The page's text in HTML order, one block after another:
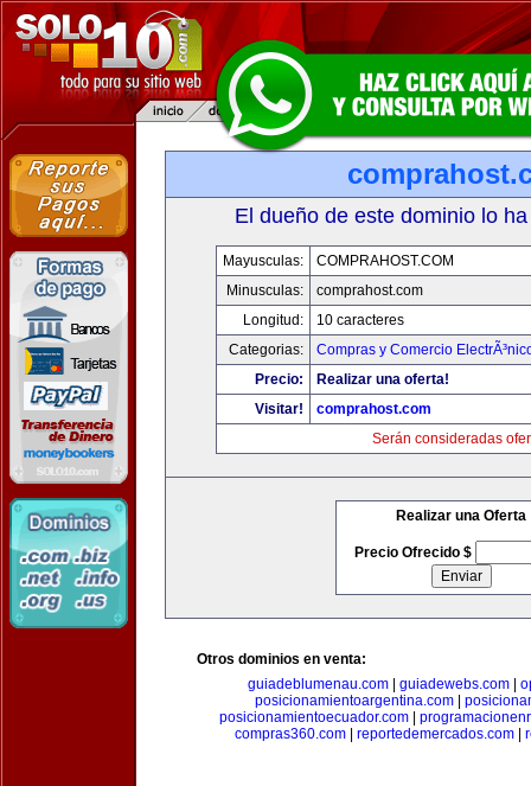
El dueño de este dominio lo
Mayusculas:
COMPRAHOST.COM
Minusculas:
comprahost.com
Longitud:
10 caracteres
Categorias:
Compras y Comercio
Precio:
Realizar una oferta!
Visitar!
comprahost.com
Serán consideradas
Realizar una Oferta
Precio Ofrecido $
Otros dominios en venta:
guiadeblumenau.com| guiadewebs.com|
posicionamientoargentina.com|
posicionamientoecuador.com
compras360.com
reportedemercados.com